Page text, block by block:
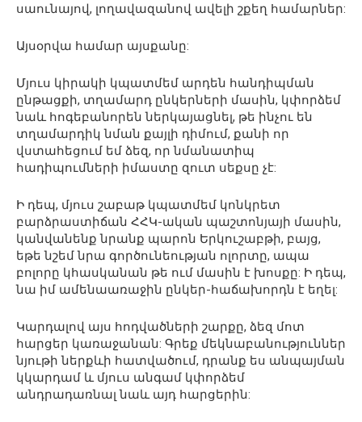
սաունայով, լողավազանով ավելի շքեղ համարներ:
Այսօրվա համար այսքանը:
Մյուս կիրակի կպատմեմ արդեն հանդիպման
ընթացքի, տղամարդ ընկերների մասին, կփորձեմ
նաև հոգեբանորեն ներկայացնել, թե ինչու են
տղամարդիկ նման քայլի դիմում, քանի որ
վստահեցում եմ ձեզ, որ նմանատիպ
հադիպումների իմաստը զուտ սեքսը չէ:
Ի դեպ, մյուս շաբաթ կպատմեմ կոնկրետ
բարձրաստիճան ՀՀԿ-ական պաշտոնյայի մասին,
կանվանենք նրանք պարոն Երկուշաբթի, բայց,
եթե նշեմ նրա գործունեության ոլորտը, ապա
բոլորը կհասկանան թե ում մասին է խոսքը: Ի դեպ,
նա իմ ամենաառաջին ընկեր-հաճախորդն է եղել:
Կարդալով այս հոդվածների շարքը, ձեզ մոտ
հարցեր կառաջանան: Գրեք մեկնաբանություններ
նյութի ներքևի հատվածում, դրանք ես անպայման
կկարդամ և մյուս անգամ կփորձեմ
անդրադառնալ նաև այդ հարցերին: